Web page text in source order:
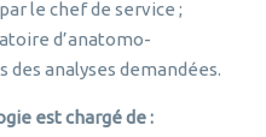
le chef de service ;
d’anatomo-
analyses demandées.
est chargé de :